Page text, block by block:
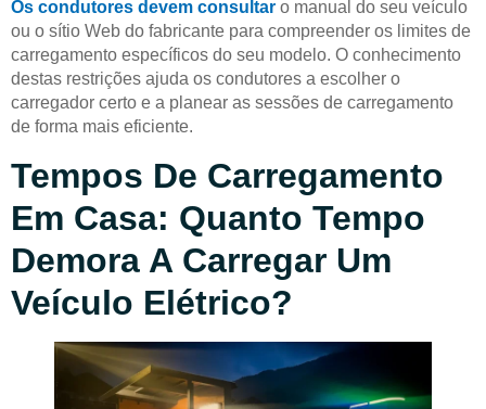
Os condutores devem consultar o manual do seu veículo
ou o sítio Web do fabricante para compreender os limites de
carregamento específicos do seu modelo. O conhecimento
destas restrições ajuda os condutores a escolher o
carregador certo e a planear as sessões de carregamento
de forma mais eficiente.
Tempos De Carregamento
Em Casa: Quanto Tempo
Demora A Carregar Um
Veículo Elétrico?